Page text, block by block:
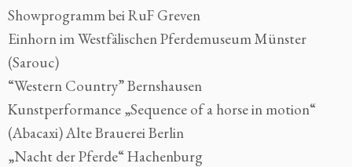
Showprogramm bei RuF Greven
Einhorn im Westfälischen Pferdemuseum Münster
(Sarouc)
“Western Country” Bernshausen
Kunstperformance „Sequence of a horse in motion“
(Abacaxi) Alte Brauerei Berlin
„Nacht der Pferde“ Hachenburg